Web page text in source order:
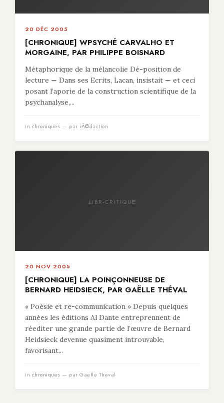
20 DÉC 2005
[CHRONIQUE] WPSYCHÉ CARVALHO ET
MORGAINE, PAR PHILIPPE BOISNARD
Métaphorique de la mélancolie Dé-position de
lecture — Dans ses Ecrits, Lacan, insistait — et ceci
posant l’aporie de la construction scientifique de la
psychanalyse,...
in chroniques — par rÃ©daction
LIBR-CRITIQUE
20 NOV 2005
[CHRONIQUE] LA POINÇONNEUSE DE
BERNARD HEIDSIECK, PAR GAËLLE THÉVAL
« Poésie et re-communication » Depuis quelques
années les éditions Al Dante entreprennent de
réediter une grande partie de l’œuvre de Bernard
Heidsieck devenue quasiment introuvable,
favorisant...
in chroniques — par Gaelle Theval